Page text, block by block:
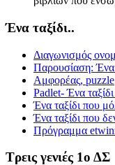
Ένα ταξίδι..
Διαγωνισμός
Παρουσίαση: Ένα
Αμφορέας, puzzle
Padlet- Ένα
Ένα ταξίδι που
Ένα ταξίδι που
Πρόγραμμα
Τρεις γενιές 1ο ΔΣ